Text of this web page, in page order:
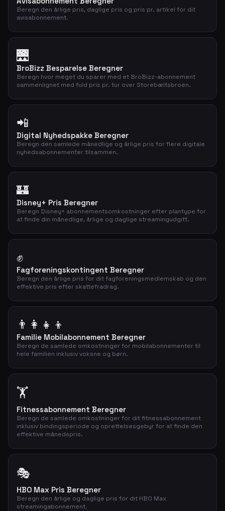
Beregn den årlige pris, daglige pris og pris pr. artikel for dit
avisabonnement.
🌉
BroBizz Besparelse Beregner
Beregn hvor meget du sparer med et BroBizz-abonnement
sammenlignet med fuld pris pr. tur over Storebæltsbroen.
📲
Digital Nyhedspakke Beregner
Beregn den samlede månedlige og årlige pris for flere digitale
nyhedsabonnementer tilsammen.
🏰
Disney+ Pris Beregner
Beregn Disney+ abonnementsomkostninger efter plantype for
at finde din månedlige, årlige og daglige streamingudgift.
✊
Fagforeningskontingent Beregner
Beregn den årlige pris for dit fagforeningsmedlemskab og den
effektive pris efter skattefradrag.
👨‍👩‍👧‍👦
Familie Mobilabonnement Beregner
Beregn de samlede omkostninger for mobilabonnementer til
hele familien inklusiv voksne og børn.
🏋️
Fitnessabonnement Beregner
Beregn de samlede omkostninger for dit fitnessabonnement
inklusiv bindingsperiode og oprettelsesgebyr for at finde den
effektive månedspris.
🎭
HBO Max Pris Beregner
Beregn den årlige og daglige pris for dit HBO Max
streamingabonnement.